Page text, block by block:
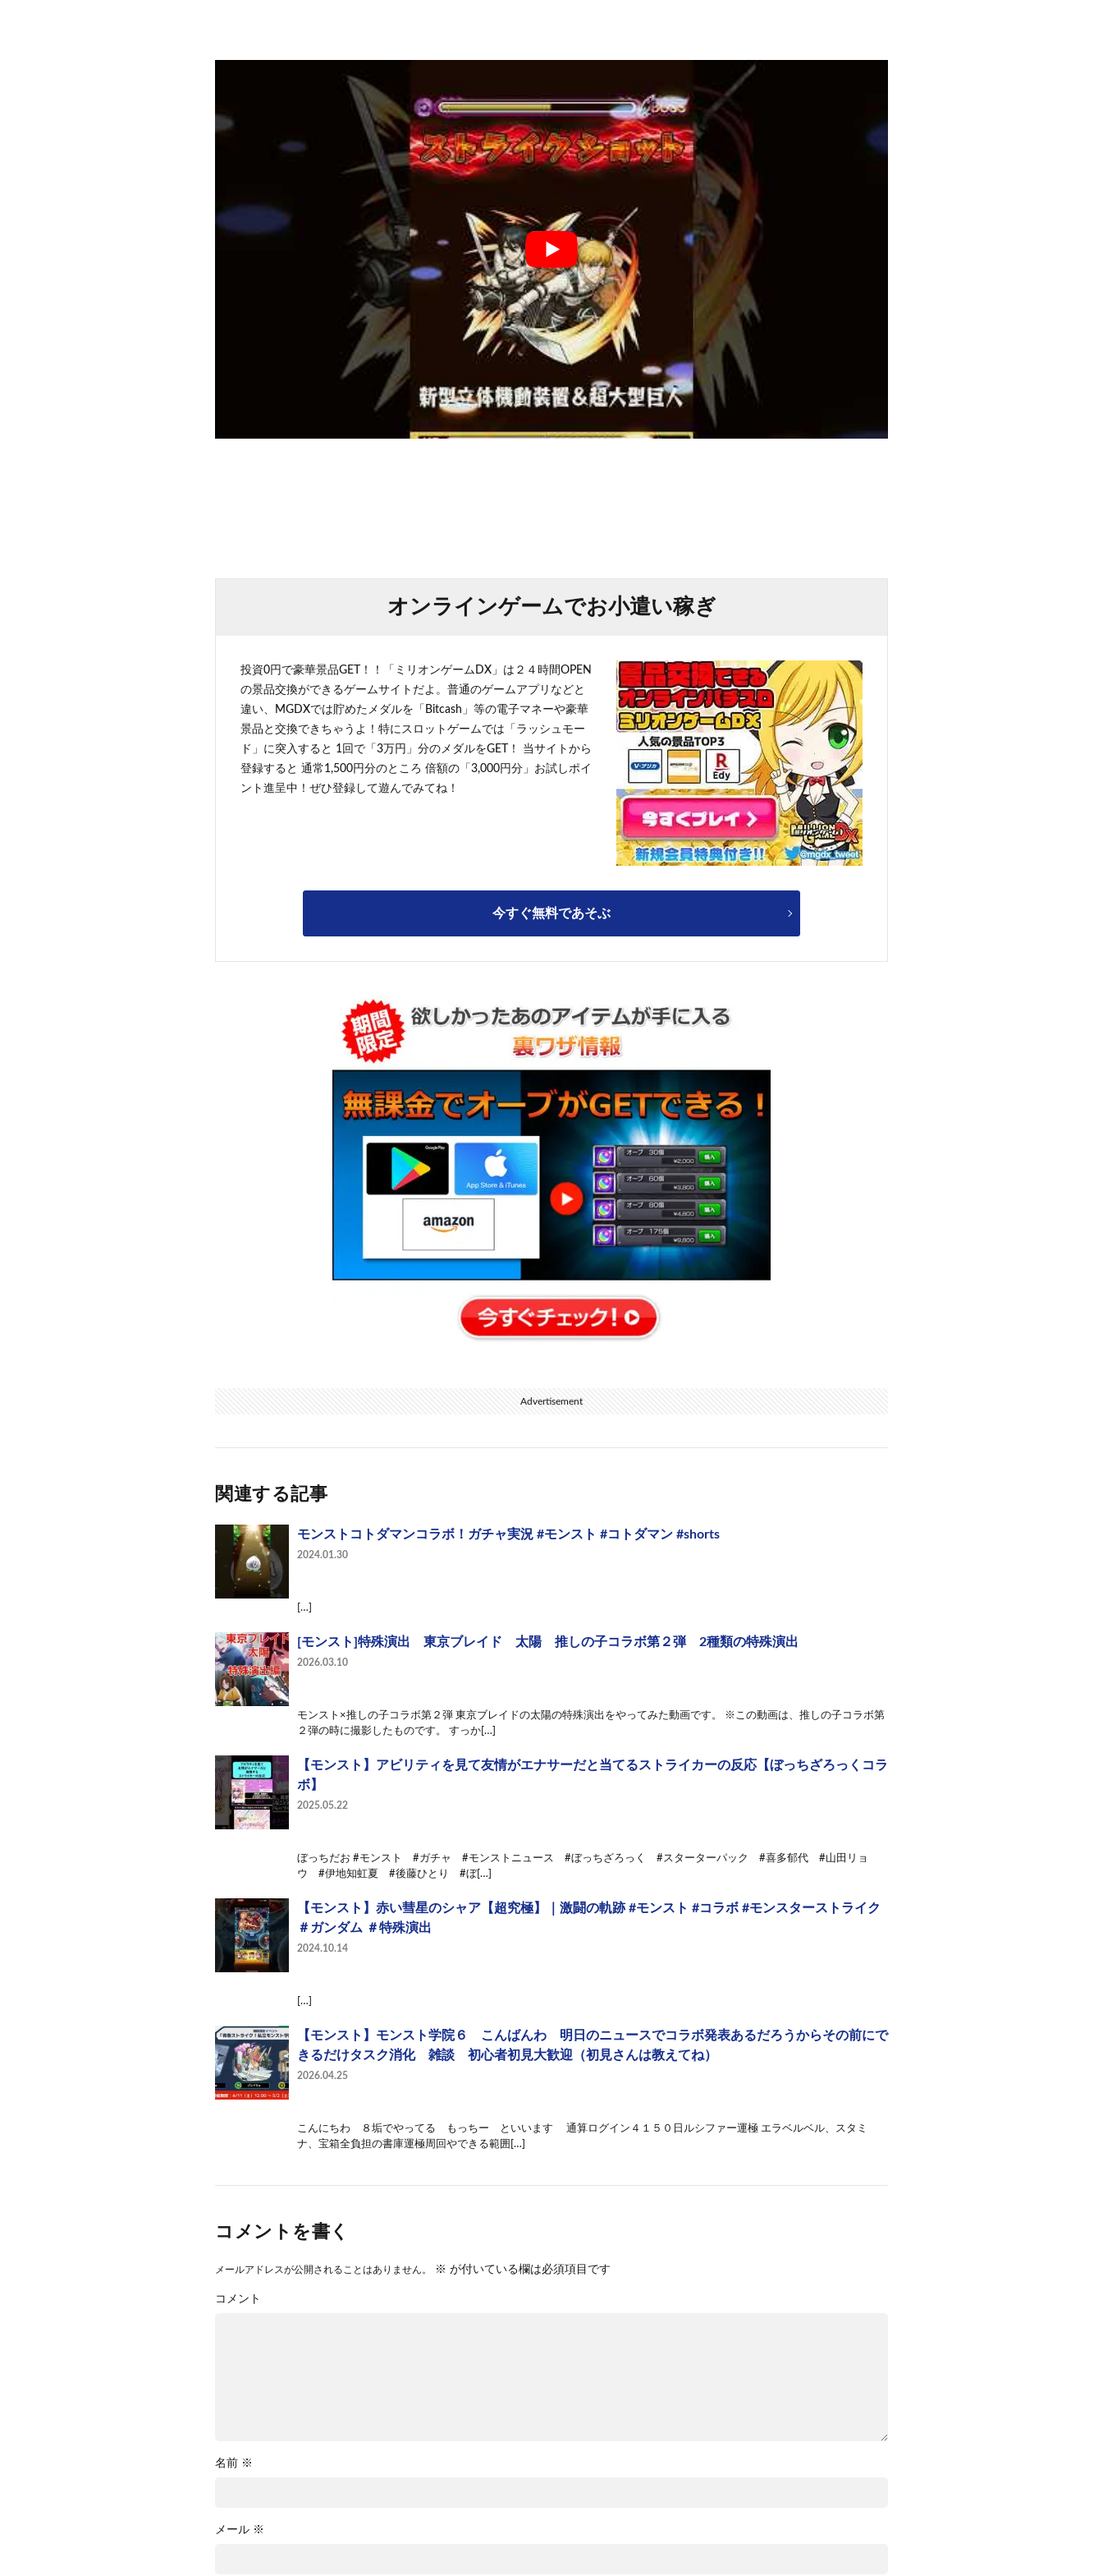
オンラインゲームでお小遣い稼ぎ
投資0円で豪華景品GET！！「ミリオンゲームDX」は２４時間OPEN
の景品交換ができるゲームサイトだよ。普通のゲームアプリなどと
違い、MGDXでは貯めたメダルを「Bitcash」等の電子マネーや豪華
景品と交換できちゃうよ！特にスロットゲームでは「ラッシュモー
ド」に突入すると 1回で「3万円」分のメダルをGET！ 当サイトから
登録すると 通常1,500円分のところ 倍額の「3,000円分」お試しポイ
ント進呈中！ぜひ登録して遊んでみてね！
今すぐ無料であそぶ
Advertisement
関連する記事
モンストコトダマンコラボ！ガチャ実況 #モンスト #コトダマン #shorts
2024.01.30
[…]
[モンスト]特殊演出 東京ブレイド 太陽 推しの子コラボ第２弾 2種類の特殊演出
2026.03.10
モンスト×推しの子コラボ第２弾 東京ブレイドの太陽の特殊演出をやってみた動画です。 ※この動画は、推しの子コラボ第
２弾の時に撮影したものです。 すっか[…]
【モンスト】アビリティを見て友情がエナサーだと当てるストライカーの反応【ぼっちざろっくコラ
ボ】
2025.05.22
ぼっちだお #モンスト #ガチャ #モンストニュース #ぼっちざろっく #スターターパック #喜多郁代 #山田リョ
ウ #伊地知虹夏 #後藤ひとり #ぼ[…]
【モンスト】赤い彗星のシャア【超究極】｜激闘の軌跡 #モンスト #コラボ #モンスターストライク
＃ガンダム ＃特殊演出
2024.10.14
[…]
【モンスト】モンスト学院６ こんばんわ 明日のニュースでコラボ発表あるだろうからその前にで
きるだけタスク消化 雑談 初心者初見大歓迎（初見さんは教えてね）
2026.04.25
こんにちわ ８垢でやってる もっちー といいます 通算ログイン４１５０日ルシファー運極 エラベルベル、スタミ
ナ、宝箱全負担の書庫運極周回やできる範囲[…]
コメントを書く
メールアドレスが公開されることはありません。 ※ が付いている欄は必須項目です
コメント
名前 ※
メール ※